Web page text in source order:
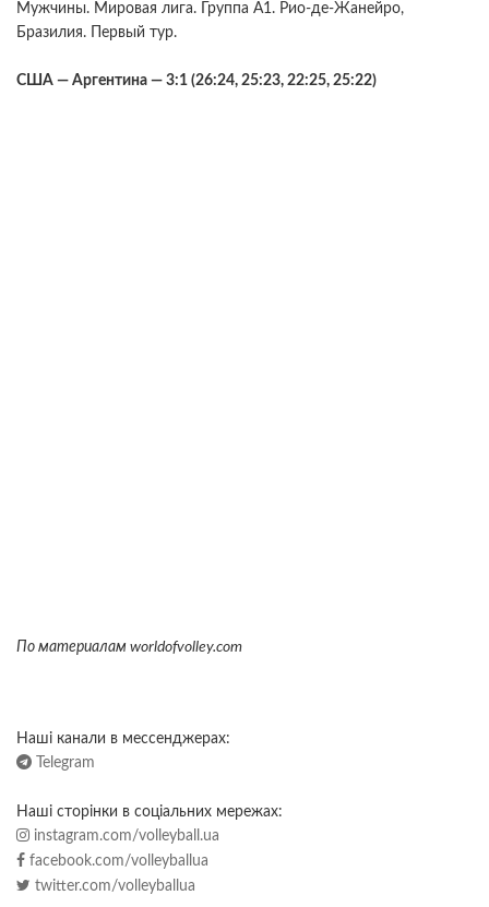
Мужчины. Мировая лига. Группа А1. Рио-де-Жанейро,
Бразилия. Первый тур.
США — Аргентина — 3:1 (26:24, 25:23, 22:25, 25:22)
По материалам worldofvolley.com
Наші канали в мессенджерах:
Telegram
Наші сторінки в соціальних мережах:
instagram.com/volleyball.ua
facebook.com/volleyballua
twitter.com/volleyballua